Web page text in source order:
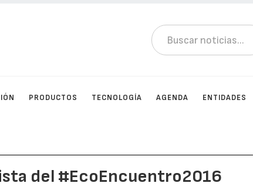
PRODUCTOS TECNOLOGÍA AGENDA ENTIDADES
del #EcoEncuentro2016